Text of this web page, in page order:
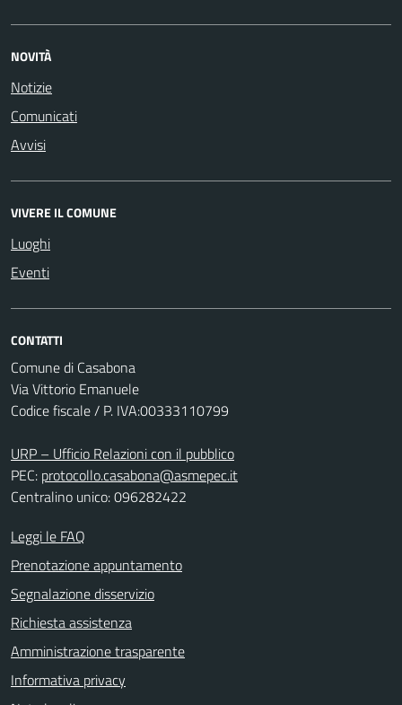
NOVITÀ
Notizie
Comunicati
Avvisi
VIVERE IL COMUNE
Luoghi
Eventi
CONTATTI
Comune di Casabona
Via Vittorio Emanuele
Codice fiscale / P. IVA:00333110799
URP – Ufficio Relazioni con il pubblico
PEC: protocollo.casabona@asmepec.it
Centralino unico: 096282422
Leggi le FAQ
Prenotazione appuntamento
Segnalazione disservizio
Richiesta assistenza
Amministrazione trasparente
Informativa privacy